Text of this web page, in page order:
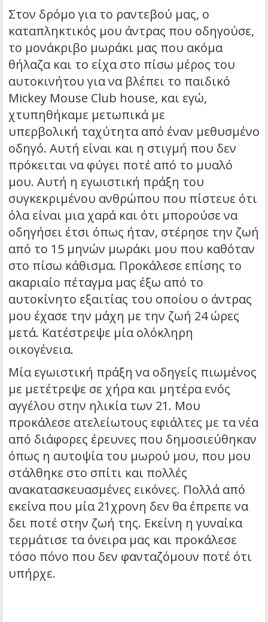
Στον δρόμο για το ραντεβού μας, ο
καταπληκτικός μου άντρας που οδηγούσε,
το μονάκριβο μωράκι μας που ακόμα
θήλαζα και το είχα στο πίσω μέρος του
αυτοκινήτου για να βλέπει το παιδικό
Mickey Mouse Club house, και εγώ,
χτυπηθήκαμε μετωπικά με
υπερβολική ταχύτητα από έναν μεθυσμένο
οδηγό. Αυτή είναι και η στιγμή που δεν
πρόκειται να φύγει ποτέ από το μυαλό
μου. Αυτή η εγωιστική πράξη του
συγκεκριμένου ανθρώπου που πίστευε ότι
όλα είναι μια χαρά και ότι μπορούσε να
οδηγήσει έτσι όπως ήταν, στέρησε την ζωή
από το 15 μηνών μωράκι μου που καθόταν
στο πίσω κάθισμα. Προκάλεσε επίσης το
ακαριαίο πέταγμα μας έξω από το
αυτοκίνητο εξαιτίας του οποίου ο άντρας
μου έχασε την μάχη με την ζωή 24 ώρες
μετά. Κατέστρεψε μία ολόκληρη
οικογένεια.
Μία εγωιστική πράξη να οδηγείς πιωμένος
με μετέτρεψε σε χήρα και μητέρα ενός
αγγέλου στην ηλικία των 21. Μου
προκάλεσε ατελείωτους εφιάλτες με τα νέα
από διάφορες έρευνες που δημοσιεύθηκαν
όπως η αυτοψία του μωρού μου, που μου
στάλθηκε στο σπίτι και πολλές
ανακατασκευασμένες εικόνες. Πολλά από
εκείνα που μία 21χρονη δεν θα έπρεπε να
δει ποτέ στην ζωή της. Εκείνη η γυναίκα
τερμάτισε τα όνειρα μας και προκάλεσε
τόσο πόνο που δεν φανταζόμουν ποτέ ότι
υπήρχε.